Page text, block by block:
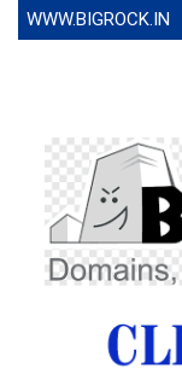
WWW.BIGROCK.IN